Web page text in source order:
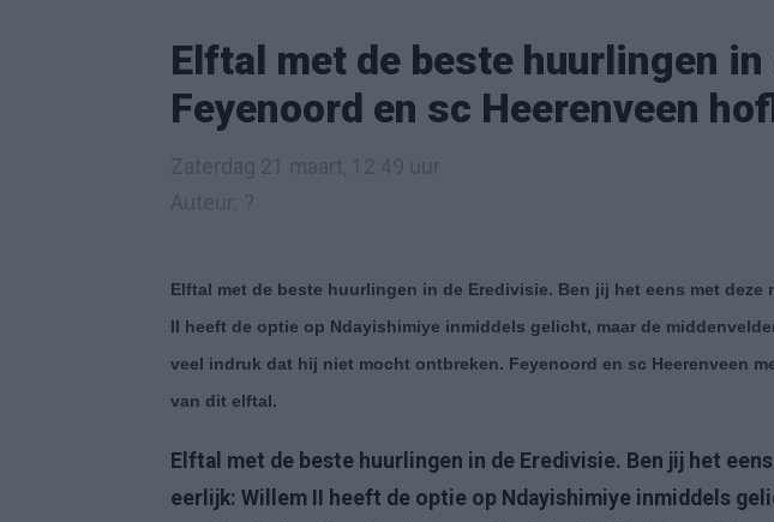
Elftal met de beste huurlingen
Feyenoord en sc Heerenveen
Elftal met de beste huurlingen in de Eredivisie. Ben jij het eens met deze
II heeft de optie op Ndayishimiye inmiddels gelicht, maar de
veel indruk dat hij niet mocht ontbreken. Feyenoord en sc Heerenveen
van dit elftal.
Elftal met de beste huurlingen in de Eredivisie. Ben jij het
eerlijk: Willem II heeft de optie op Ndayishimiye inmiddels